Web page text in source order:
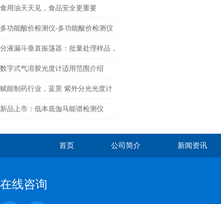
食用油天天见，食品安全更重要
多功能酸价检测仪-多功能酸价检测仪
介绍
分液漏斗垂直振荡器：批量处理样品，
符合多项国标检测标准
数字式气溶胶光度计适用范围介绍
赋能制药行业，蓝景 紫外分光光度计
助力药物研发与质控
新品上市：低本底伽马能谱检测仪
首页 公司简介 新闻资讯
在线咨询